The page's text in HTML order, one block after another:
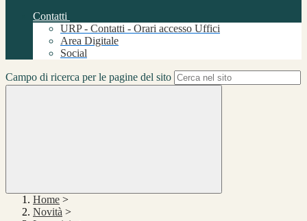
Contatti
URP - Contatti - Orari accesso Uffici
Area Digitale
Social
Campo di ricerca per le pagine del sito
Home >
Novità >